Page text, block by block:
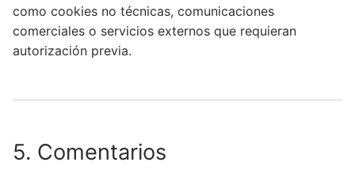
como cookies no técnicas, comunicaciones
comerciales o servicios externos que requieran
autorización previa.
5. Comentarios